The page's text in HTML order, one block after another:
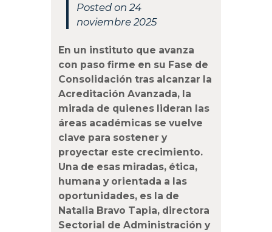
Posted on 24
noviembre 2025
En un instituto que avanza
con paso firme en su Fase de
Consolidación tras alcanzar la
Acreditación Avanzada, la
mirada de quienes lideran las
áreas académicas se vuelve
clave para sostener y
proyectar este crecimiento.
Una de esas miradas, ética,
humana y orientada a las
oportunidades, es la de
Natalia Bravo Tapia, directora
Sectorial de Administración y